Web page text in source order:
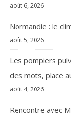
août 6, 2026
Normandie : le
août 5, 2026
Les pompiers
des mots, place
août 4, 2026
Rencontre avec